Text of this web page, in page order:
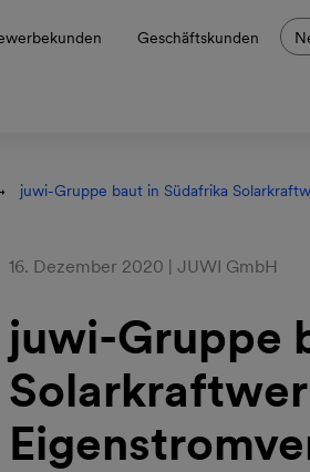
Geschäftskunden
juwi-Gruppe baut in Südafrika
16. Dezember 2020 | JUWI GmbH
juwi-Gruppe